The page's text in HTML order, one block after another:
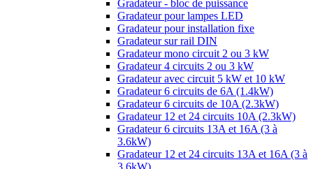
Gradateur - bloc de puissance
Gradateur pour lampes LED
Gradateur pour installation fixe
Gradateur sur rail DIN
Gradateur mono circuit 2 ou 3 kW
Gradateur 4 circuits 2 ou 3 kW
Gradateur avec circuit 5 kW et 10 kW
Gradateur 6 circuits de 6A (1.4kW)
Gradateur 6 circuits de 10A (2.3kW)
Gradateur 12 et 24 circuits 10A (2.3kW)
Gradateur 6 circuits 13A et 16A (3 à
3.6kW)
Gradateur 12 et 24 circuits 13A et 16A (3 à
3.6kW)